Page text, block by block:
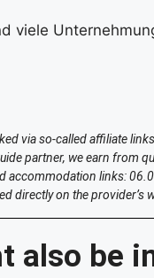
viele
via so-called affiliate
partner, we earn from
accommodation links:
directly on the provider’s
also be